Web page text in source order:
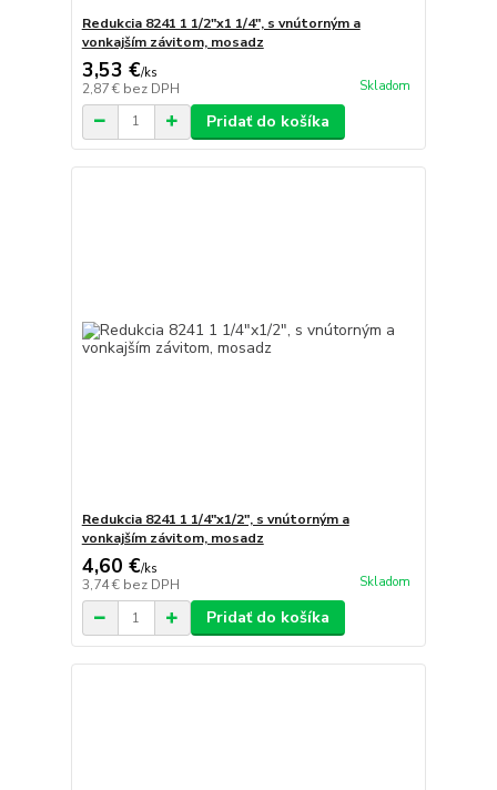
Redukcia 8241 1 1/2"x1 1/4", s vnútorným a
vonkajším závitom, mosadz
3,53 €/ks
2,87 € bez DPH Skladom
Pridať do košíka
Redukcia 8241 1 1/4"x1/2", s vnútorným a
vonkajším závitom, mosadz
4,60 €/ks
3,74 € bez DPH Skladom
Pridať do košíka